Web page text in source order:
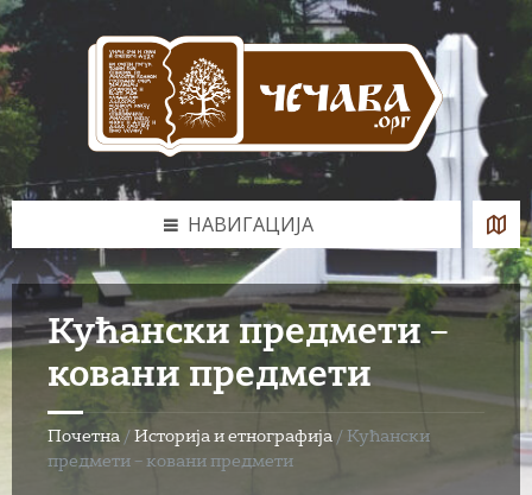
Skip
to
content
Skip
to
left
sidebar
Skip
to
footer
НАВИГАЦИЈА
Кућански предмети –
ковани предмети
Почетна / Историја и етнографија / Кућански
предмети – ковани предмети